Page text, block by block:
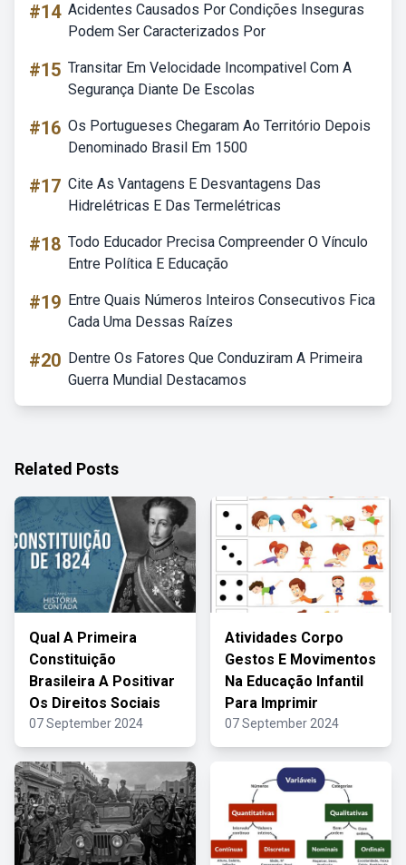
#14 Acidentes Causados Por Condições Inseguras
Podem Ser Caracterizados Por
#15 Transitar Em Velocidade Incompativel Com A
Segurança Diante De Escolas
#16 Os Portugueses Chegaram Ao Território Depois
Denominado Brasil Em 1500
#17 Cite As Vantagens E Desvantagens Das
Hidrelétricas E Das Termelétricas
#18 Todo Educador Precisa Compreender O Vínculo
Entre Política E Educação
#19 Entre Quais Números Inteiros Consecutivos Fica
Cada Uma Dessas Raízes
#20 Dentre Os Fatores Que Conduziram A Primeira
Guerra Mundial Destacamos
Related Posts
Qual A Primeira
Constituição
Brasileira A Positivar
Os Direitos Sociais
07 September 2024
Atividades Corpo
Gestos E Movimentos
Na Educação Infantil
Para Imprimir
07 September 2024